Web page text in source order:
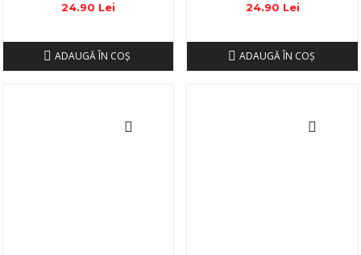
24.90 Lei
ADAUGĂ ÎN COŞ
24.90 Lei
ADAUGĂ ÎN COŞ